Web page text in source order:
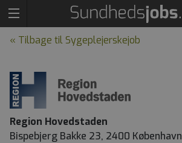
« Tilbage til Sygeplejerskejob
Region Hovedstaden
Bispebjerg Bakke 23, 2400 København